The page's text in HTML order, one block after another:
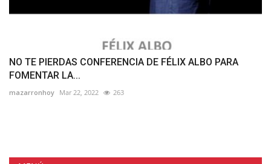
NO TE PIERDAS CONFERENCIA DE FÉLIX ALBO PARA
FOMENTAR LA...
mazarronhoy Mar 22, 2022 263